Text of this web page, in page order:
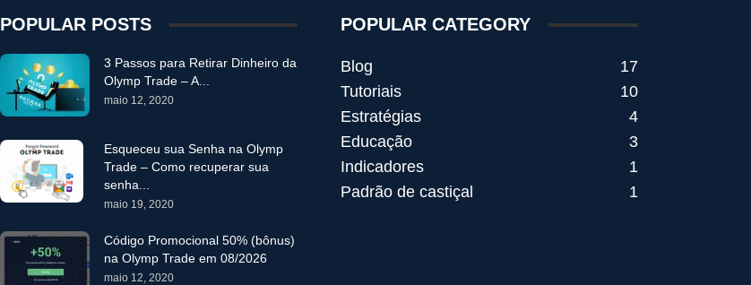
POPULAR POSTS
3 Passos para Retirar Dinheiro da
Olymp Trade – A...
maio 12, 2020
Esqueceu sua Senha na Olymp
Trade – Como recuperar sua
senha...
maio 19, 2020
Código Promocional 50% (bônus)
na Olymp Trade em 08/2026
maio 12, 2020
POPULAR CATEGORY
Blog
17
Tutoriais
10
Estratégias
4
Educação
3
Indicadores
1
Padrão de castiçal
1